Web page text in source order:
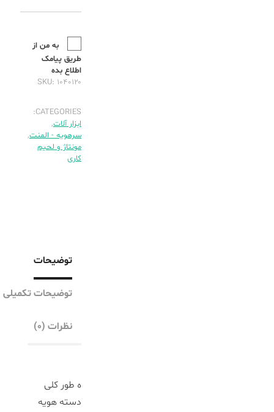
به من از
طریق پیامک
اطلاع بده
SKU: ۱۰۴۰۱۲۰
CATEGORIES:
ابزار آلات,
سرهویه - المنت,
مونتاژ و لحیم
کاری
توضیحات
توضیحات تکمیلی
نظرات (۰)
ه طور کلی
دسته هویه